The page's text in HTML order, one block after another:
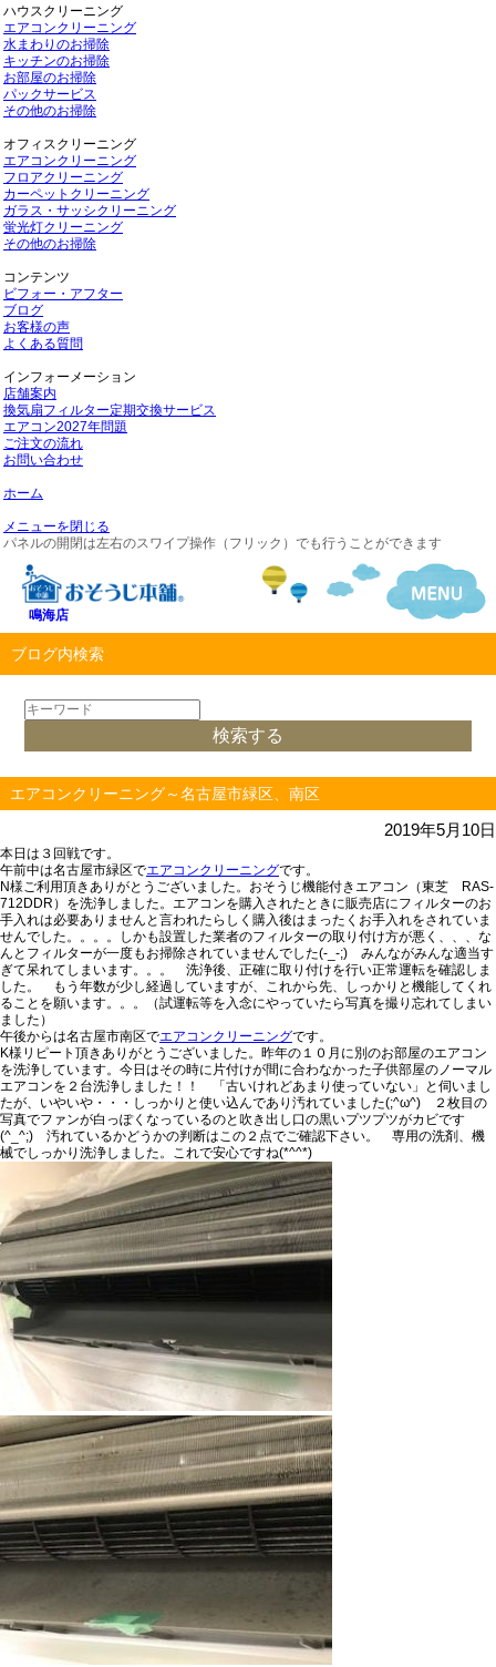
ハウスクリーニング
エアコンクリーニング
水まわりのお掃除
キッチンのお掃除
お部屋のお掃除
パックサービス
その他のお掃除
オフィスクリーニング
エアコンクリーニング
フロアクリーニング
カーペットクリーニング
ガラス・サッシクリーニング
蛍光灯クリーニング
その他のお掃除
コンテンツ
ビフォー・アフター
ブログ
お客様の声
よくある質問
インフォーメーション
店舗案内
換気扇フィルター定期交換サービス
エアコン2027年問題
ご注文の流れ
お問い合わせ
ホーム
メニューを閉じる
パネルの開閉は左右のスワイプ操作（フリック）でも行うことができます
鳴海店
ブログ内検索
エアコンクリーニング～名古屋市緑区、南区
2019年5月10日
本日は３回戦です。
午前中は名古屋市緑区でエアコンクリーニングです。
N様ご利用頂きありがとうございました。 おそうじ機能付きエアコン（東芝 RAS-
712DDR） を洗浄しました。 エアコンを購入されたときに販売店にフィルターのお
手入れは必要ありませんと言われたらしく購入後はまったくお手入れをされていま
せんでした。。。。しかも設置した業者のフィルターの取り付け方が悪く、、、な
んとフィルターが一度もお掃除されていませんでした(-_-;) みんながみんな適当す
ぎて呆れてしまいます。。。 洗浄後、正確に取り付けを行い正常運転を確認しま
した。 もう年数が少し経過していますが、これから先、しっかりと機能してくれ
ることを願います。。。（試運転等を入念にやっていたら写真を撮り忘れてしまい
ました）
午後からは名古屋市南区でエアコンクリーニングです。
K様リピート頂きありがとうございました。昨年の１０月に別のお部屋のエアコン
を洗浄しています。今日はその時に片付けが間に合わなかった子供部屋のノーマル
エアコンを２台洗浄しました ！！ 「古いけれどあまり使っていない」と伺いまし
たが、いやいや・・・しっかりと使い込んであり汚れていました(;^ω^) ２枚目の
写真でファンが白っぽくなっているのと吹き出し口の黒いプツプツがカビです
(^_^;) 汚れているかどうかの判断はこの２点でご確認下さい。 専用の洗剤、機
械でしっかり洗浄しました。これで安心ですね(*^^*)